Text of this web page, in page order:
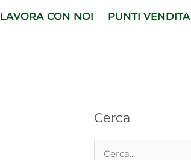
LAVORA CON NOI
PUNTI VENDITA
Cerca
Cerca: